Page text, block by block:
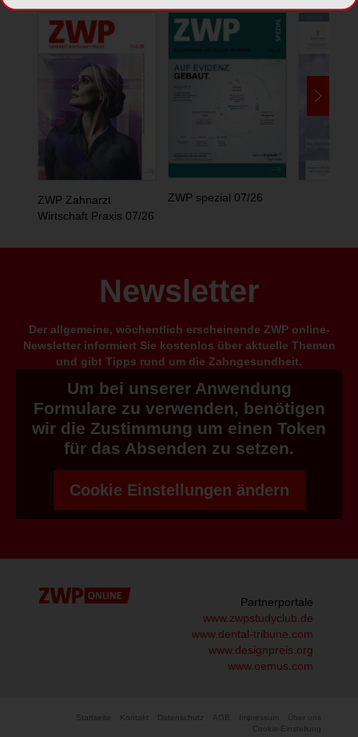
ZWP Zahnarzt
Wirtschaft Praxis 07/26
ZWP spezial 07/26
Newsletter
Der allgemeine, wöchentlich erscheinende ZWP online-
Newsletter informiert Sie kostenlos über aktuelle Themen
und gibt Tipps rund um die Zahngesundheit.
Um bei unserer Anwendung
Formulare zu verwenden, benötigen
wir die Zustimmung um einen Token
für das Absenden zu setzen.
Cookie Einstellungen ändern
Partnerportale
www.zwpstudyclub.de
www.dental-tribune.com
www.designpreis.org
www.oemus.com
Startseite Kontakt Datenschutz AGB Impressum
Über uns
Cookie-Einstellung